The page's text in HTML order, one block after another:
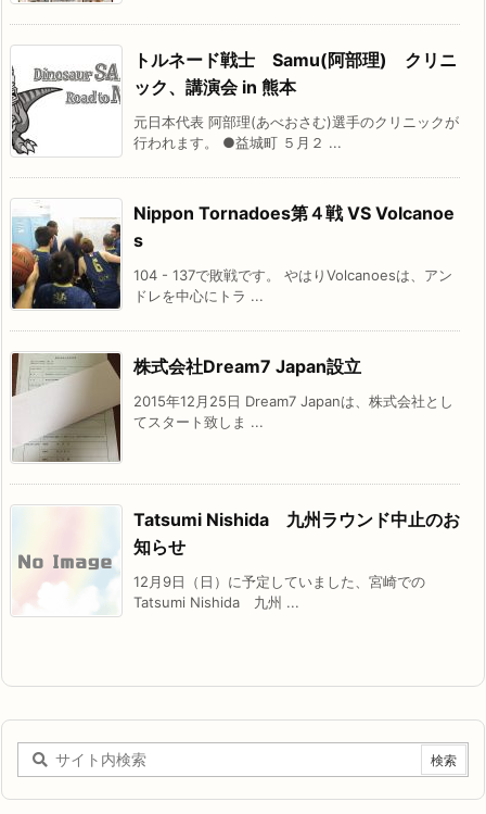
トルネード戦士 Samu(阿部理) クリニ
ック、講演会 in 熊本
元日本代表 阿部理(あべおさむ)選手のクリニックが
行われます。 ●益城町 ５月２ ...
Nippon Tornadoes第４戦 VS Volcanoe
s
104 - 137で敗戦です。 やはりVolcanoesは、アン
ドレを中心にトラ ...
株式会社Dream7 Japan設立
2015年12月25日 Dream7 Japanは、株式会社とし
てスタート致しま ...
Tatsumi Nishida 九州ラウンド中止のお
知らせ
12月9日（日）に予定していました、宮崎での
Tatsumi Nishida 九州 ...